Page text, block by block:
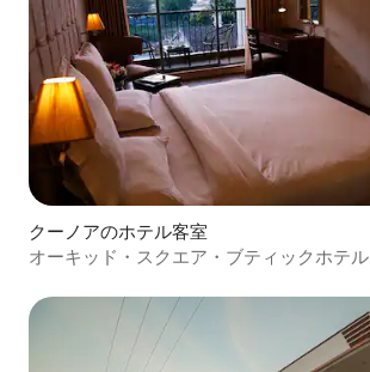
クーノアのホテル客室
オーキッド・スクエア・ブティックホテル